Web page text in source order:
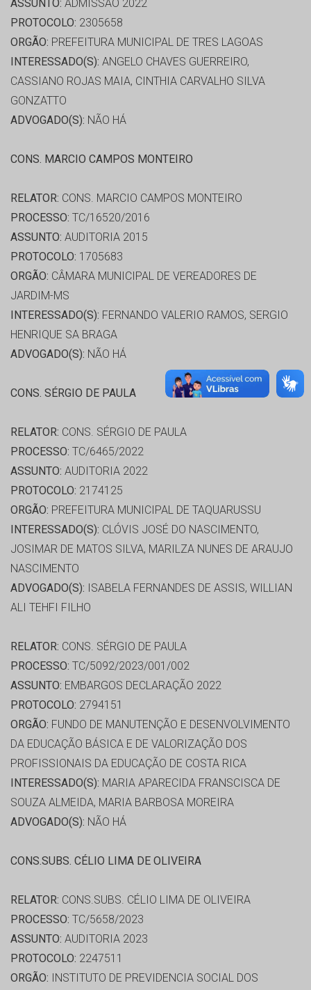
ASSUNTO: ADMISSÃO 2022
PROTOCOLO: 2305658
ORGÃO: PREFEITURA MUNICIPAL DE TRES LAGOAS
INTERESSADO(S): ANGELO CHAVES GUERREIRO,
CASSIANO ROJAS MAIA, CINTHIA CARVALHO SILVA
GONZATTO
ADVOGADO(S): NÃO HÁ
CONS. MARCIO CAMPOS MONTEIRO
RELATOR: CONS. MARCIO CAMPOS MONTEIRO
PROCESSO: TC/16520/2016
ASSUNTO: AUDITORIA 2015
PROTOCOLO: 1705683
ORGÃO: CÂMARA MUNICIPAL DE VEREADORES DE
JARDIM-MS
INTERESSADO(S): FERNANDO VALERIO RAMOS, SERGIO
HENRIQUE SA BRAGA
ADVOGADO(S): NÃO HÁ
CONS. SÉRGIO DE PAULA
RELATOR: CONS. SÉRGIO DE PAULA
PROCESSO: TC/6465/2022
ASSUNTO: AUDITORIA 2022
PROTOCOLO: 2174125
ORGÃO: PREFEITURA MUNICIPAL DE TAQUARUSSU
INTERESSADO(S): CLÓVIS JOSÉ DO NASCIMENTO,
JOSIMAR DE MATOS SILVA, MARILZA NUNES DE ARAUJO
NASCIMENTO
ADVOGADO(S): ISABELA FERNANDES DE ASSIS, WILLIAN
ALI TEHFI FILHO
RELATOR: CONS. SÉRGIO DE PAULA
PROCESSO: TC/5092/2023/001/002
ASSUNTO: EMBARGOS DECLARAÇÃO 2022
PROTOCOLO: 2794151
ORGÃO: FUNDO DE MANUTENÇÃO E DESENVOLVIMENTO
DA EDUCAÇÃO BÁSICA E DE VALORIZAÇÃO DOS
PROFISSIONAIS DA EDUCAÇÃO DE COSTA RICA
INTERESSADO(S): MARIA APARECIDA FRANSCISCA DE
SOUZA ALMEIDA, MARIA BARBOSA MOREIRA
ADVOGADO(S): NÃO HÁ
CONS.SUBS. CÉLIO LIMA DE OLIVEIRA
RELATOR: CONS.SUBS. CÉLIO LIMA DE OLIVEIRA
PROCESSO: TC/5658/2023
ASSUNTO: AUDITORIA 2023
PROTOCOLO: 2247511
ORGÃO: INSTITUTO DE PREVIDENCIA SOCIAL DOS